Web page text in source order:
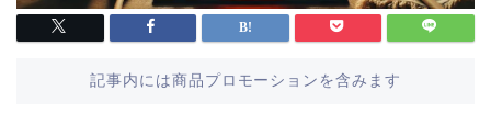
記事内には商品プロモーションを含みます